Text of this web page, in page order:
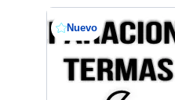
Nuevo